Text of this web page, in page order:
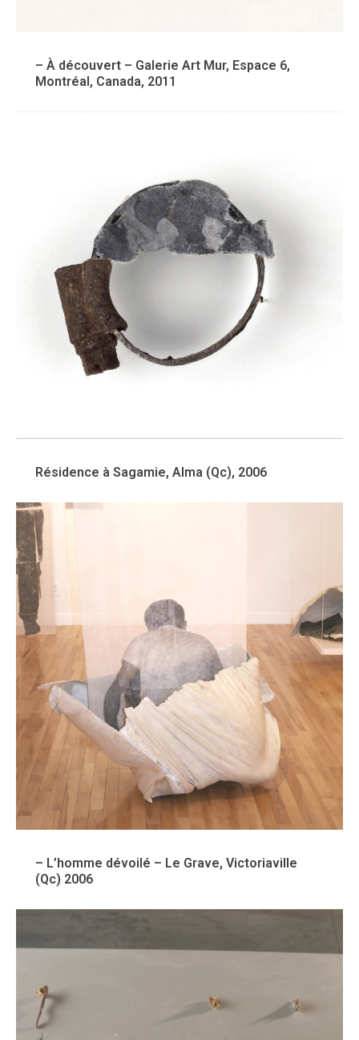
– À découvert – Galerie Art Mur, Espace 6,
Montréal, Canada, 2011
Résidence à Sagamie, Alma (Qc), 2006
– L’homme dévoilé – Le Grave, Victoriaville
(Qc) 2006